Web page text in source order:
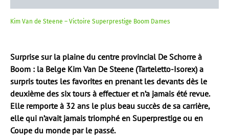
Kim Van de Steene – Victoire Superprestige Boom Dames
Surprise sur la plaine du centre provincial De Schorre à
Boom : la Belge Kim Van De Steene (Tarteletto-Isorex) a
surpris toutes les favorites en prenant les devants dès le
deuxième des six tours à effectuer et n’a jamais été revue.
Elle remporte à 32 ans le plus beau succès de sa carrière,
elle qui n’avait jamais triomphé en Superprestige ou en
Coupe du monde par le passé.